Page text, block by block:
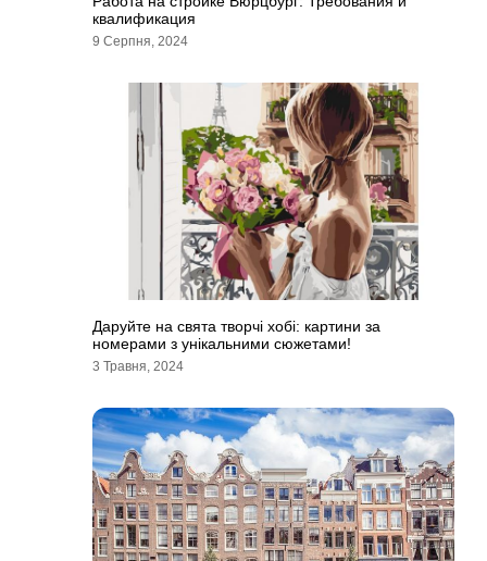
квалификация
9 Серпня, 2024
Даруйте на свята творчі хобі: картини за
номерами з унікальними сюжетами!
3 Травня, 2024